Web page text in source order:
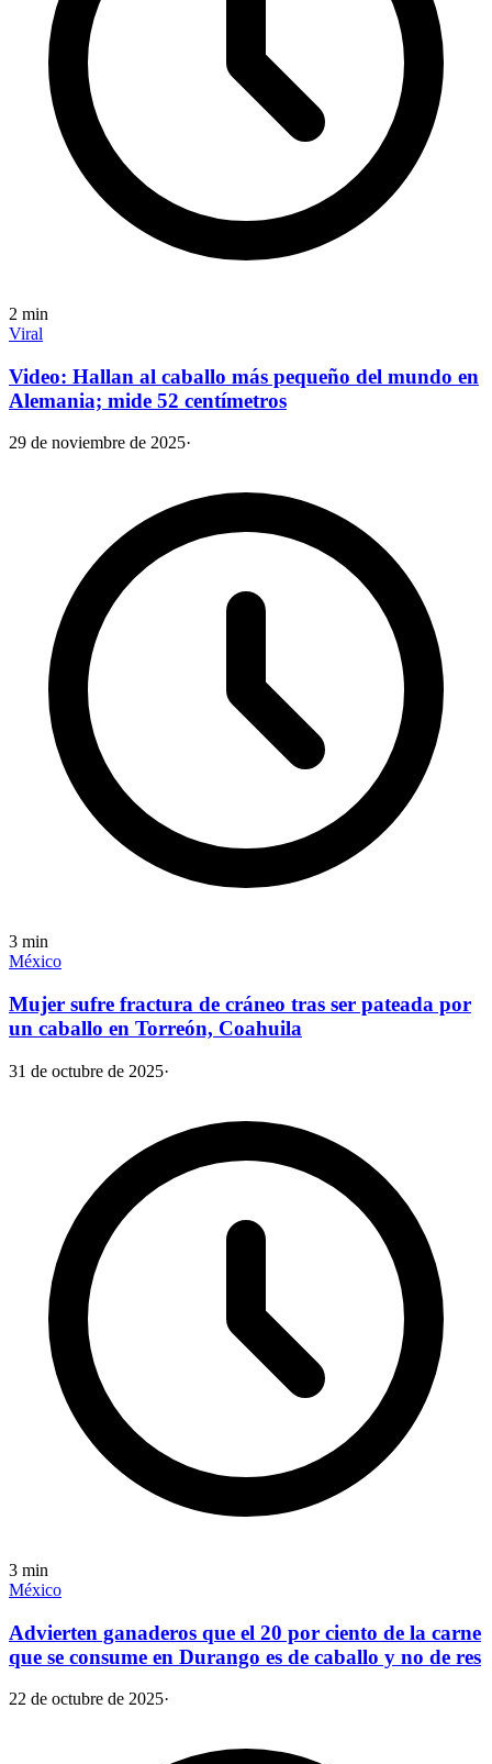
2 min
Viral
Video: Hallan al caballo más pequeño del mundo en
Alemania; mide 52 centímetros
29 de noviembre de 2025·
3 min
México
Mujer sufre fractura de cráneo tras ser pateada por
un caballo en Torreón, Coahuila
31 de octubre de 2025·
3 min
México
Advierten ganaderos que el 20 por ciento de la carne
que se consume en Durango es de caballo y no de res
22 de octubre de 2025·